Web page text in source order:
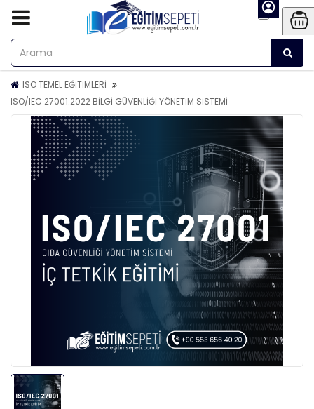
ISO TEMEL EĞİTİMLERİ
ISO/IEC 27001:2022 BİLGİ GÜVENLİĞİ YÖNETİM SİSTEMİ